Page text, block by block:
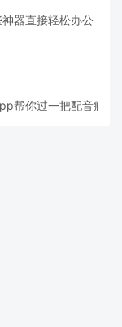
器直接轻松办公
帮你过一把配音瘾